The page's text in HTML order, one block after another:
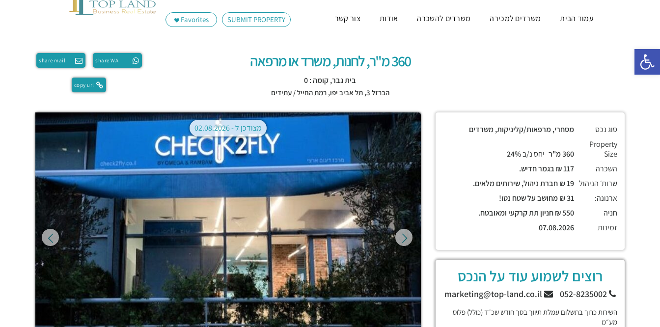
פתח סרגל נגישות
SUBMIT PROPERTY
Favorites עמוד הבית משרדים למכירה משרדים להשכרה אודות צור קשר
share WA
share mail
copy url
360 מ"ר, לחנות, משרד או מרפאה
בית גבר, קומה : 0
הברזל 3, תל אביב יפו,רמת החייל / עתידים
מצודכן ל - סוג נכס
מסחרי, מרפאות/קליניקות, משרדים
Property
Size
יחס נ/ב
השכרה
שרות׳ הניהול
ארנונה:
חניה
זמינות
רוצים לשמוע עוד על הנכס
השירות כרוך בתשלום עמלת תיווך בסך חודש שכ״ד (כולל) פלוס
מע״מ